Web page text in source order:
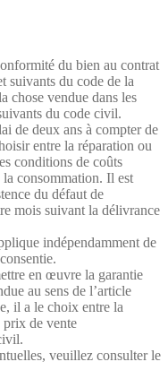
du bien au contrat
suivants du code de la
chose vendue dans les
du code civil.
de deux ans à compter de
entre la réparation ou
conditions de coûts
consommation. Il est
du défaut de
mois suivant la délivrance
indépendamment de
en œuvre la garantie
au sens de l’article
il a le choix entre la
prix de vente
veuillez consulter le